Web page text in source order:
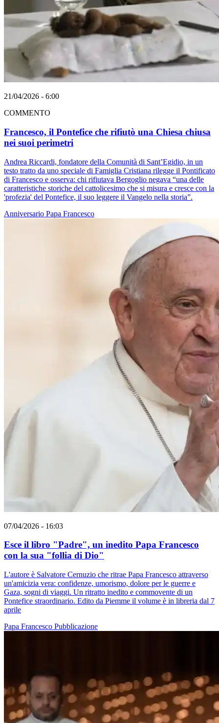
21/04/2026 - 6:00
COMMENTO
Francesco, il Pontefice che rifiutò una Chiesa chiusa
nei suoi perimetri
Andrea Riccardi, fondatore della Comunità di Sant’Egidio, in un
testo tratto da uno speciale di Famiglia Cristiana rilegge il Pontificato
di Francesco e osserva: chi rifiutava Bergoglio negava “una delle
caratteristiche storiche del cattolicesimo che si misura e cresce con la
'profezia' del Pontefice, il suo leggere il Vangelo nella storia”.
Anniversario Papa Francesco
07/04/2026 - 16:03
Esce il libro "Padre", un inedito Papa Francesco
con la sua "follia di Dio"
L'autore è Salvatore Cernuzio che ritrae Papa Francesco attraverso
un'amicizia vera: confidenze, umorismo, dolore per le guerre e
Gaza, sogni di viaggi. Un ritratto inedito e commovente di un
Pontefice straordinario. Edito da Piemme il volume è in libreria dal 7
aprile
Papa Francesco Pubblicazione